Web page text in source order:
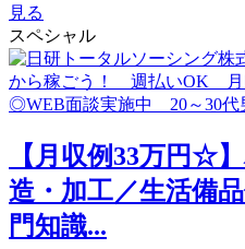
見る
スペシャル
【月収例33万円☆
造・加工／生活備
門知識...